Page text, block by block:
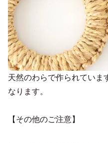
天然のわらで作られていま
なります。
【その他のご注意】